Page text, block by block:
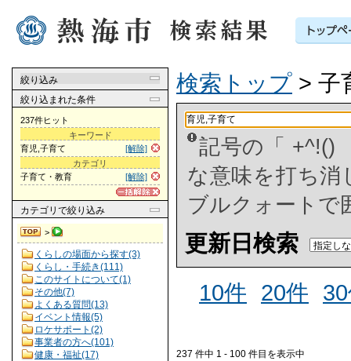
絞り込み
絞り込まれた条件
237件ヒット
キーワード
[解除]
育児,子育て
カテゴリ
[解除]
子育て・教育
カテゴリ で絞り込み
>
くらしの場面から探す(3)
くらし・手続き(111)
このサイトについて(1)
その他(7)
よくある質問(13)
イベント情報(5)
ロケサポート(2)
事業者の方へ(101)
健康・福祉(17)
検索トップ > 子
記号の「 +^!()
な意味を打ち
ブルクォートで
更新日検索
10件
20件
237 件中 1 - 100 件目を表示中